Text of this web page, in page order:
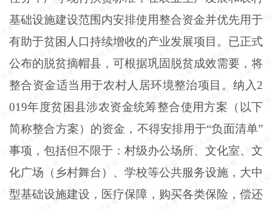
基础设施建设范围内安排使用整合资金并优先用于
有助于贫困人口持续增收的产业发展项目。已正式
公布的脱贫摘帽县，可根据巩固脱贫成效需要，将
整合资金适当用于农村人居环境整治项目。纳入2
019年度贫困县涉农资金统筹整合使用方案（以下
简称整合方案）的资金，不得安排用于“负面清单”
事项，包括但不限于：村级办公场所、文化室、文
化广场（乡村舞台）、学校等公共服务设施，大中
型基础设施建设，医疗保障，购买各类保险，偿还